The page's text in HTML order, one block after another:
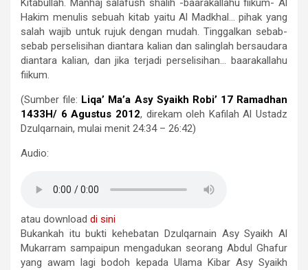
Kitabullah. Manhaj salafush shalih -baarakallahu fiikum- Al
Hakim menulis sebuah kitab yaitu Al Madkhal… pihak yang
salah wajib untuk rujuk dengan mudah. Tinggalkan sebab-
sebab perselisihan diantara kalian dan salinglah bersaudara
diantara kalian, dan jika terjadi perselisihan… baarakallahu
fiikum.
(Sumber file: Liqa’ Ma’a Asy Syaikh Robi’ 17 Ramadhan
1433H/ 6 Agustus 2012, direkam oleh Kafilah Al Ustadz
Dzulqarnain, mulai menit 24:34 – 26:42)
Audio:
atau download di sini
Bukankah itu bukti kehebatan Dzulqarnain Asy Syaikh Al
Mukarram sampaipun mengadukan seorang Abdul Ghafur
yang awam lagi bodoh kepada Ulama Kibar Asy Syaikh